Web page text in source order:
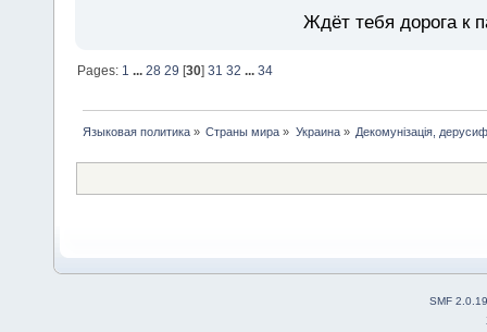
Ждёт тебя дорога к
Pages: 1 ...28 29 [30]31 32 ...34
Языковая политика» Страны мира » Украина» Декомунізація,
SMF 2.0.19